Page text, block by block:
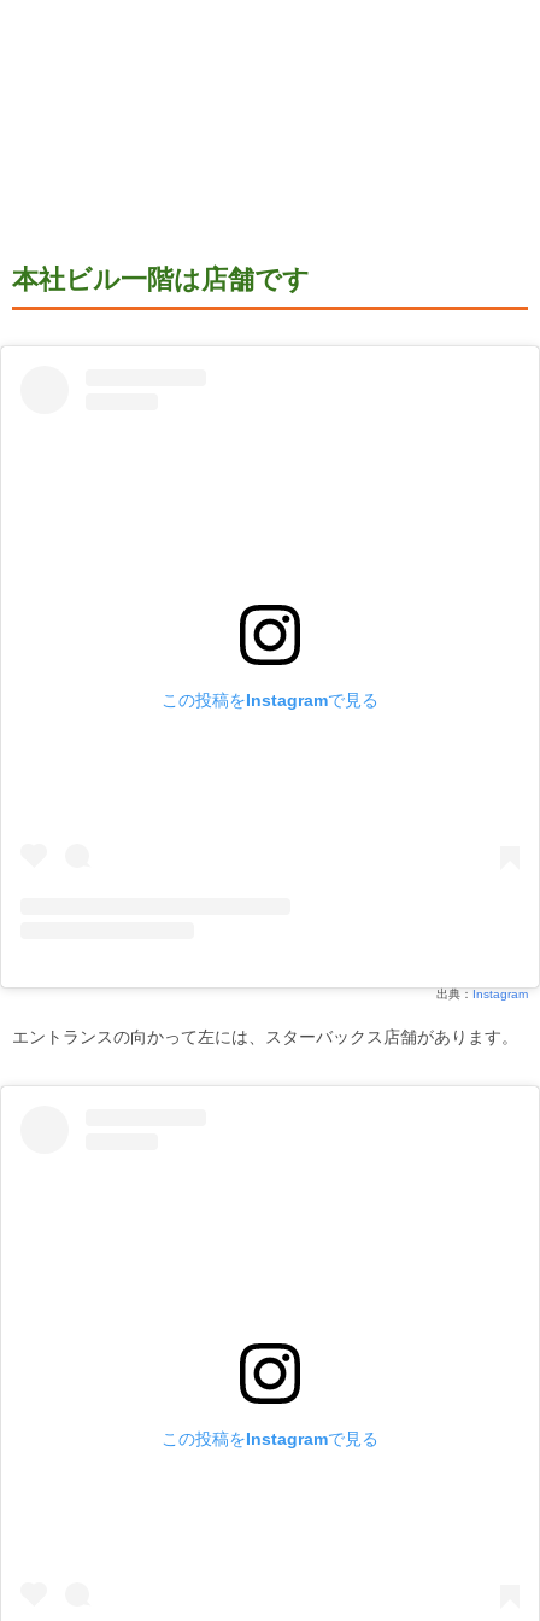
本社ビル一階は店舗です
この投稿をInstagramで見る
出典： Instagram
エントランスの向かって左には、スターバックス店舗があります。
この投稿をInstagramで見る